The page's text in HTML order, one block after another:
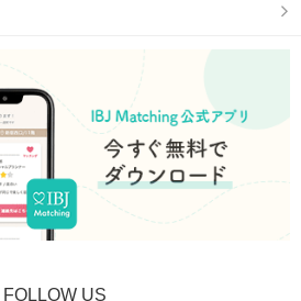
、
ージに表示
トークタイムスタート
FOLLOW US